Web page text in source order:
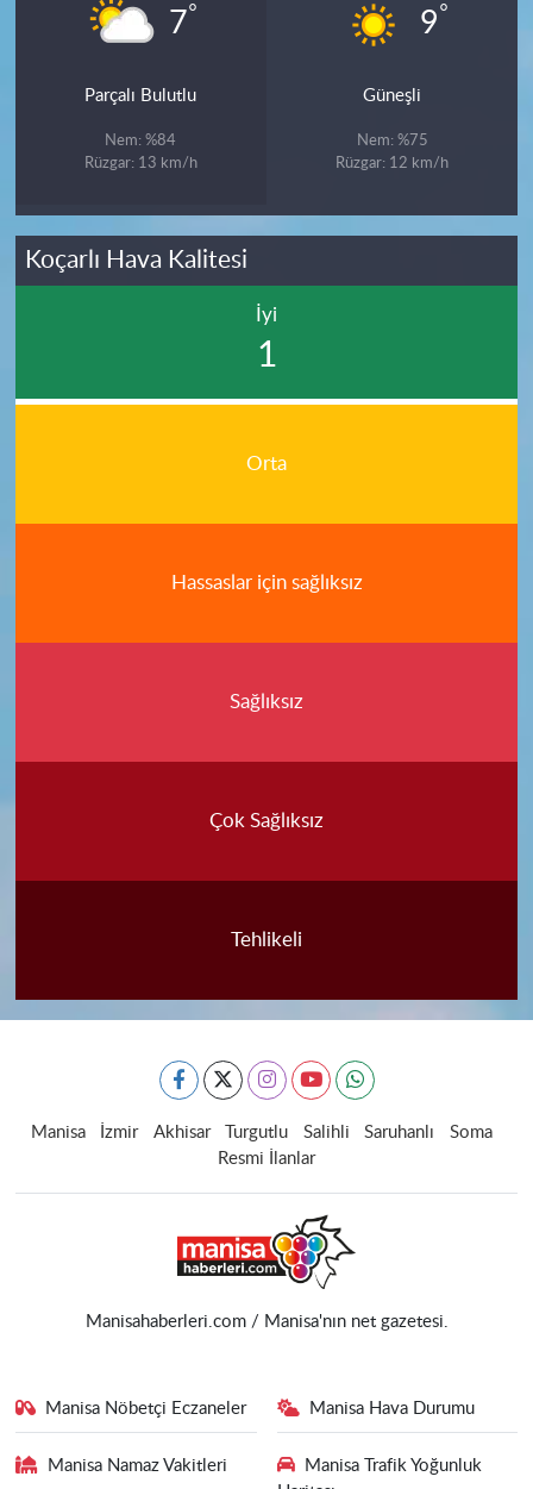
7°
Parçalı Bulutlu
Nem: %84
Rüzgar: 13 km/h
9°
Güneşli
Nem: %75
Rüzgar: 12 km/h
Koçarlı Hava Kalitesi
İyi
1
Orta
Hassaslar için sağlıksız
Sağlıksız
Çok Sağlıksız
Tehlikeli
Manisa İzmir Akhisar Turgutlu Salihli Saruhanlı
Soma
Resmi İlanlar
Manisahaberleri.com / Manisa'nın net gazetesi.
Manisa Nöbetçi Eczaneler Manisa Hava Durumu
Manisa Namaz Vakitleri
Manisa Trafik Yoğunluk